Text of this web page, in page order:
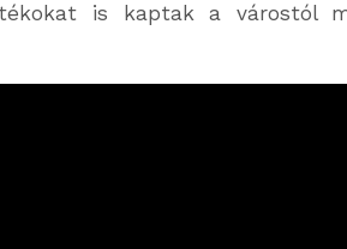
is kaptak a várostól